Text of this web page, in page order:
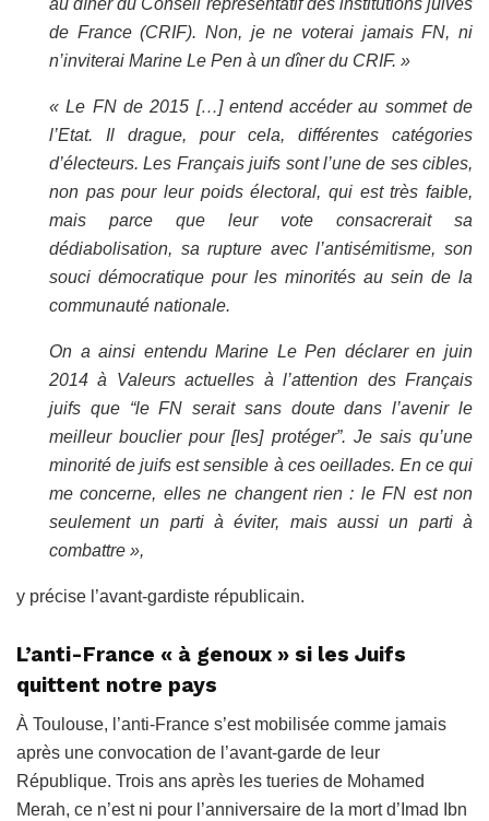
au dîner du Conseil représentatif des institutions juives
de France (CRIF). Non, je ne voterai jamais FN, ni
n’inviterai Marine Le Pen à un dîner du CRIF. »
« Le FN de 2015 […] entend accéder au sommet de
l’Etat. Il drague, pour cela, différentes catégories
d’électeurs. Les Français juifs sont l’une de ses cibles,
non pas pour leur poids électoral, qui est très faible,
mais parce que leur vote consacrerait sa
dédiabolisation, sa rupture avec l’antisémitisme, son
souci démocratique pour les minorités au sein de la
communauté nationale.
On a ainsi entendu Marine Le Pen déclarer en juin
2014 à Valeurs actuelles à l’attention des Français
juifs que “le FN serait sans doute dans l’avenir le
meilleur bouclier pour [les] protéger”. Je sais qu’une
minorité de juifs est sensible à ces oeillades. En ce qui
me concerne, elles ne changent rien : le FN est non
seulement un parti à éviter, mais aussi un parti à
combattre »,
y précise l’avant-gardiste républicain.
L’anti-France « à genoux » si les Juifs
quittent notre pays
À Toulouse, l’anti-France s’est mobilisée comme jamais
après une convocation de l’avant-garde de leur
République. Trois ans après les tueries de Mohamed
Merah, ce n’est ni pour l’anniversaire de la mort d’Imad Ibn